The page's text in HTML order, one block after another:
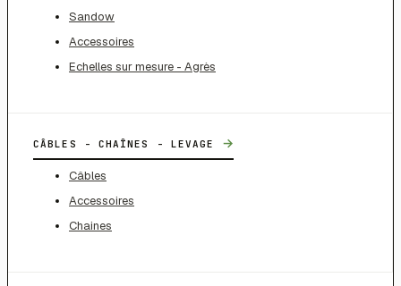
Sandow
Accessoires
Echelles sur mesure - Agrès
CÂBLES - CHAÎNES - LEVAGE →
Câbles
Accessoires
Chaines